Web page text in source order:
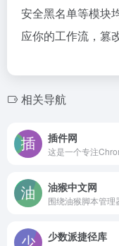
安全黑名单等模块
应你的工作流，篡
相关导航
插件网
油猴中文网
少数派捷径库